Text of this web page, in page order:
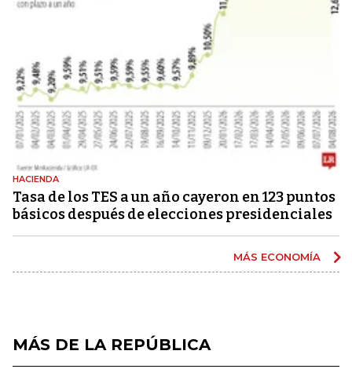
HACIENDA
Tasa de los TES a un año cayeron en 123 puntos
básicos después de elecciones presidenciales
MÁS ECONOMÍA
MÁS DE LA REPÚBLICA